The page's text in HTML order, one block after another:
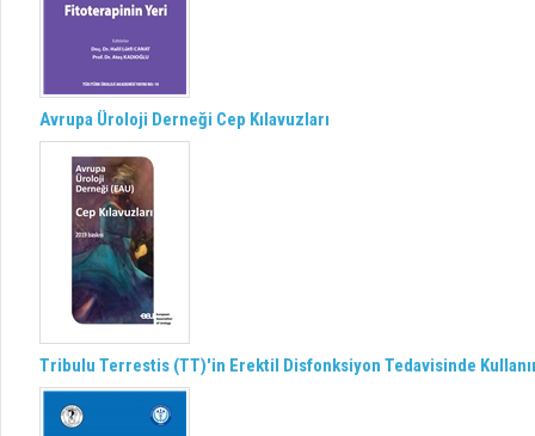
Avrupa Üroloji Derneği Cep Kılavuzları
Tribulu Terrestis (TT)'in Erektil Disfonksiyon Tedavisinde